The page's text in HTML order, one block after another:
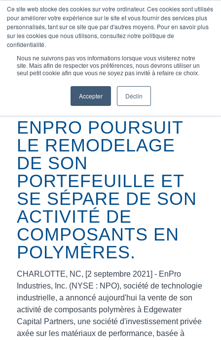
Ce site web stocke des cookies sur votre ordinateur. Ces cookies sont utilisés
pour améliorer votre expérience sur le site et vous fournir des services plus
personnalisés, tant sur ce site que par d'autres moyens. Pour en savoir plus
sur les cookies que nous utilisons, consultez notre politique de
confidentialité.
Nous ne suivrons pas vos informations lorsque vous visiterez notre
site. Mais afin de respecter vos préférences, nous devrons utiliser un
seul petit cookie afin que vous ne soyez pas invité à refaire ce choix.
Accepter Déclin
Vous êtes ici : Accueil /
Enpro poursuit la restructuration de son portefeuille ;...
ENPRO POURSUIT
LE REMODELAGE
DE SON
PORTEFEUILLE ET
SE SÉPARE DE SON
ACTIVITÉ DE
COMPOSANTS EN
POLYMÈRES.
CHARLOTTE, NC, [2 septembre 2021] - EnPro
Industries, Inc. (NYSE : NPO), société de technologie
industrielle, a annoncé aujourd'hui la vente de son
activité de composants polymères à Edgewater
Capital Partners, une société d'investissement privée
axée sur les matériaux de performance, basée à